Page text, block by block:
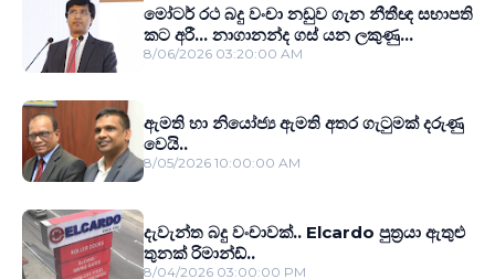
මෝටර් රථ බදු වංචා නඩුව ගැන නීතීඥ සභාපති
කට අරී... නාගානන්ද ගස් යන ලකුණු...
8/06/2026 03:20:00 AM
ඇමති හා නියෝජ්‍ය ඇමති අතර ගැටුමක් දරුණු
වෙයි..
8/05/2026 10:00:00 AM
දැවැන්ත බදු වංචාවක්.. Elcardo පුත‍්‍රයා ඇතුළු
තුනක් රිමාන්ඩ්..
8/04/2026 03:00:00 PM